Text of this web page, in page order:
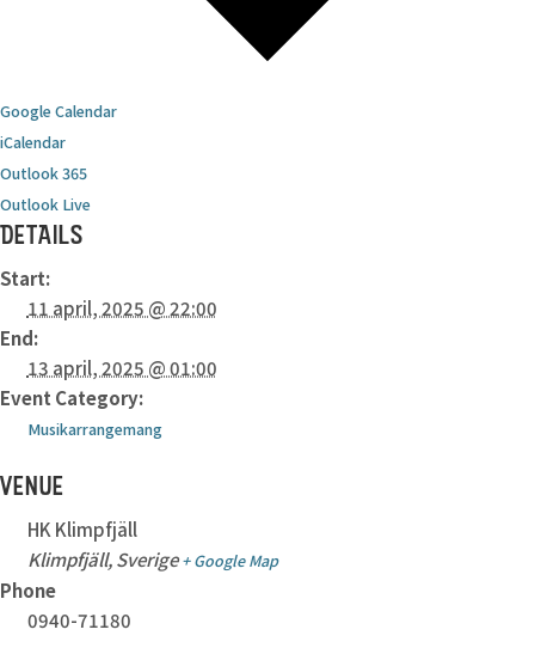
Google Calendar
iCalendar
Outlook 365
Outlook Live
DETAILS
Start:
11 april, 2025 @ 22:00
End:
13 april, 2025 @ 01:00
Event Category:
Musikarrangemang
VENUE
HK Klimpfjäll
Klimpfjäll, Sverige + Google Map
Phone
0940-71180